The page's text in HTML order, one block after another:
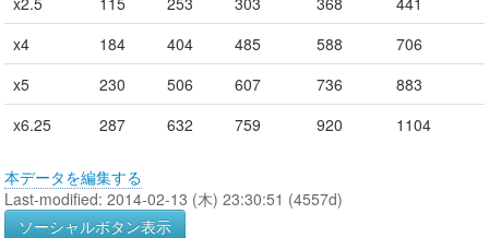
x4
184 404 485 588
706
x5
230 506 607 736
883
x6.25
287 632 759 920 1104
本データを編集する
Last-modified: 2014-02-13 (木) 23:30:51 (4557d)
ソーシャルボタン表示